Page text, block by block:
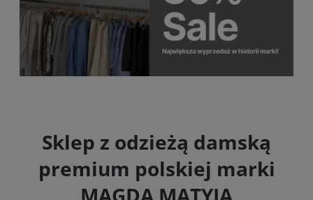
Sklep z odzieżą damską
premium polskiej marki